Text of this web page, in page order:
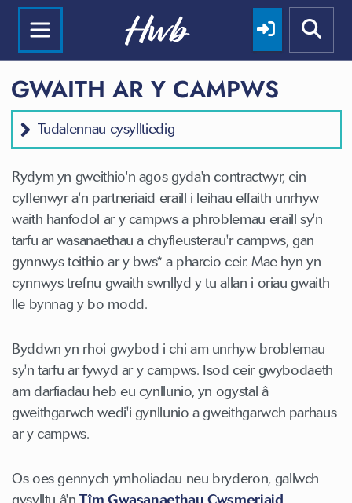
GWAITH AR Y CAMPWS
Tudalennau cysylltiedig
Rydym yn gweithio'n agos gyda'n contractwyr, ein
cyflenwyr a'n partneriaid eraill i leihau effaith unrhyw
waith hanfodol ar y campws a phroblemau eraill sy'n
tarfu ar wasanaethau a chyfleusterau'r campws, gan
gynnwys teithio ar y bws* a pharcio ceir. Mae hyn yn
cynnwys trefnu gwaith swnllyd y tu allan i oriau gwaith
lle bynnag y bo modd.
Byddwn yn rhoi gwybod i chi am unrhyw broblemau
sy'n tarfu ar fywyd ar y campws. Isod ceir gwybodaeth
am darfiadau heb eu cynllunio, yn ogystal â
gweithgarwch wedi'i gynllunio a gweithgarwch parhaus
ar y campws.
Os oes gennych ymholiadau neu bryderon, gallwch
gysylltu â'nTîm Gwasanaethau Cwsmeriaid.